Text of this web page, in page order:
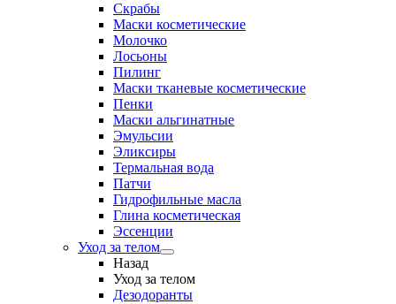
Скрабы
Маски косметические
Молочко
Лосьоны
Пилинг
Маски тканевые косметические
Пенки
Маски альгинатные
Эмульсии
Эликсиры
Термальная вода
Патчи
Гидрофильные масла
Глина косметическая
Эссенции
Уход за телом
Назад
Уход за телом
Дезодоранты